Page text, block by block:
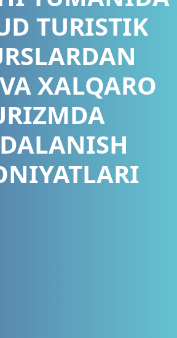
TURISTIK
XALQARO